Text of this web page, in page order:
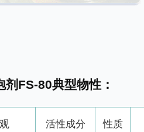
剂FS-80典型物性：
活性成分 性质